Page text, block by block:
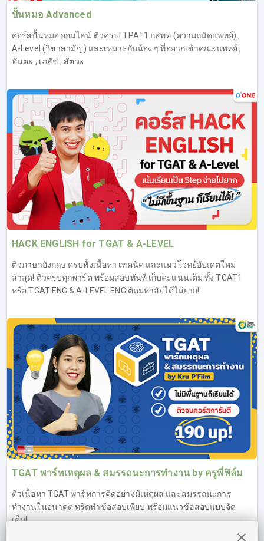
ปั้นหมอ Advanced
คอร์สปั้นหมอ ออนไลน์ ติวครบ! TPAT1 กสพท (ความถนัดแพทย์) ,
A-Level (วิชาสามัญ) และเหมาะกับน้อง ๆ ที่อยากเข้าคณะแพทย์ ,
ทันตะ , เภสัช , สัตวะ
HACK ENGLISH for TGAT & A-LEVEL
ติวภาษาอังกฤษ ครบทั้งเนื้อหา เทคนิค และแนวโจทย์อัปเดตใหม่
ล่าสุด! ติวครบทุกพาร์ต พร้อมสอบทันที เก็บคะแนนเต็ม ทั้ง TGAT1
หรือ TGAT ENG & A-LEVEL ENG ติดมหาลัยได้ไม่ยาก!
TGAT พาร์ทเหตุผล & สมรรถนะการทำงาน by ครูพี่ฟิล์ม
ติวเนื้อหา TGAT พาร์ทการคิดอย่างมีเหตุผล และสมรรถนะการ
ทำงานในอนาคต ทริคทำข้อสอบเพียบ พร้อมแนวข้อสอบแบบจัด
เต็ม!